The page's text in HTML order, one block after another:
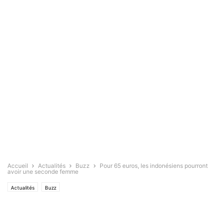
Accueil Actualités Buzz
Pour 65 euros, les indonésiens pourront
avoir une seconde femme
Actualités Buzz